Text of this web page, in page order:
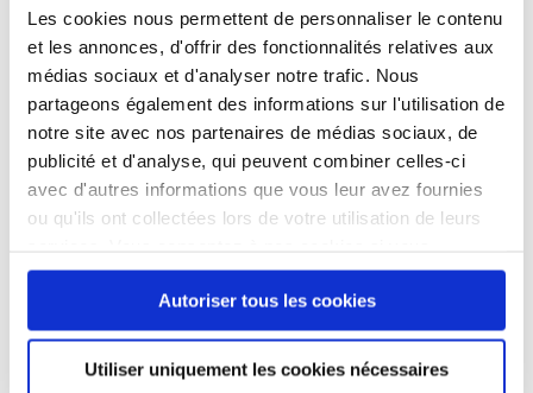
Les cookies nous permettent de personnaliser le contenu
et les annonces, d'offrir des fonctionnalités relatives aux
médias sociaux et d'analyser notre trafic. Nous
partageons également des informations sur l'utilisation de
notre site avec nos partenaires de médias sociaux, de
publicité et d'analyse, qui peuvent combiner celles-ci
avec d'autres informations que vous leur avez fournies
ou qu'ils ont collectées lors de votre utilisation de leurs
continuez à utiliser notre site Web.
Autoriser tous les cookies
Utiliser uniquement les cookies nécessaires
Nous devons faire en sorte que son
intérêt supérieur soit considéré dans
toute décision qui le concerne.
La mission consiste à promouvoir et
défendre les droits de l’enfant garantis
par la Convention internationale des
droits de l’enfant et à mettre en place les
charge globale des enfants, et des
familles, en étant une « personne
ressource » pour les équipes des six
centres d’hébergement d’urgence.